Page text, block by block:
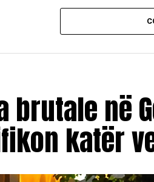
i lehtë (EL-1): 98,5 denarë/
brutale në
katër